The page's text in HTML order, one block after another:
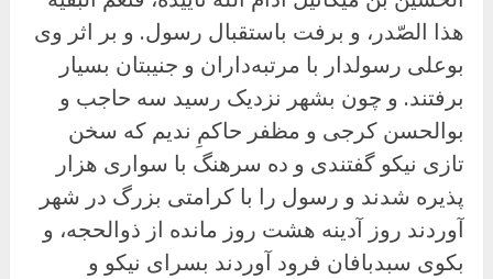
هذا الصّدر، و برفت باستقبال رسول. و بر اثر وی
بوعلی رسولدار با مرتبه‌داران و جنیبتان بسیار
برفتند. و چون بشهر نزدیک رسید سه حاجب و
بوالحسن کرجی و مظفر حاکمِ ندیم که سخن
تازی نیکو گفتندی و ده سرهنگ با سواری هزار
پذیره شدند و رسول را با کرامتی بزرگ در شهر
آوردند روز آدینه هشت روز مانده از ذوالحجه، و
بکوی سبدبافان فرود آوردند بسرای نیکو و